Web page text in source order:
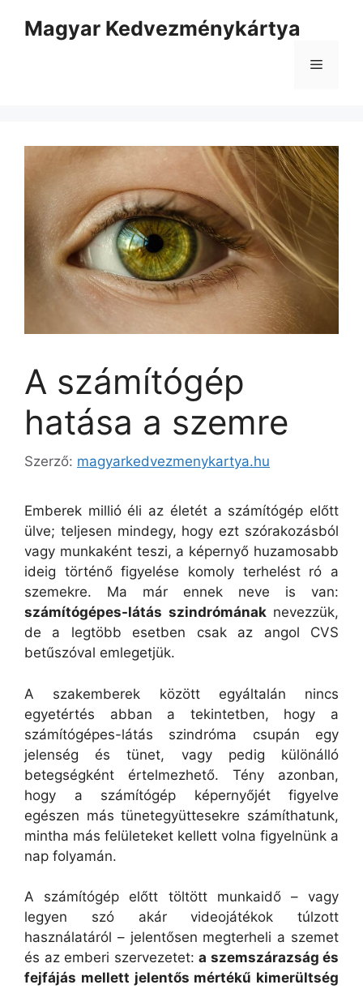
Magyar Kedvezménykártya
Menü
A számítógép
hatása a szemre
Szerző: magyarkedvezmenykartya.hu
Emberek millió éli az életét a számítógép előtt
ülve; teljesen mindegy, hogy ezt szórakozásból
vagy munkaként teszi, a képernyő huzamosabb
ideig történő figyelése komoly terhelést ró a
szemekre. Ma már ennek neve is van:
számítógépes-látás szindrómánaknevezzük,
de a legtöbb esetben csak az angol CVS
betűszóval emlegetjük.
A szakemberek között egyáltalán nincs
egyetértés abban a tekintetben, hogy a
számítógépes-látás szindróma csupán egy
jelenség és tünet, vagy pedig különálló
betegségként értelmezhető. Tény azonban,
hogy a számítógép képernyőjét figyelve
egészen más tünetegyüttesekre számíthatunk,
mintha más felületeket kellett volna figyelnünk a
nap folyamán.
A számítógép előtt töltött munkaidő – vagy
legyen szó akár videojátékok túlzott
használatáról – jelentősen megterheli a szemet
és az emberi szervezetet: a szemszárazság és
fejfájás mellett jelentős mértékű kimerültség